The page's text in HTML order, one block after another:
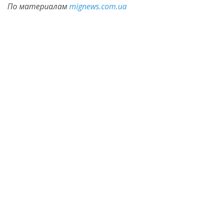
По материаламmignews.com.ua